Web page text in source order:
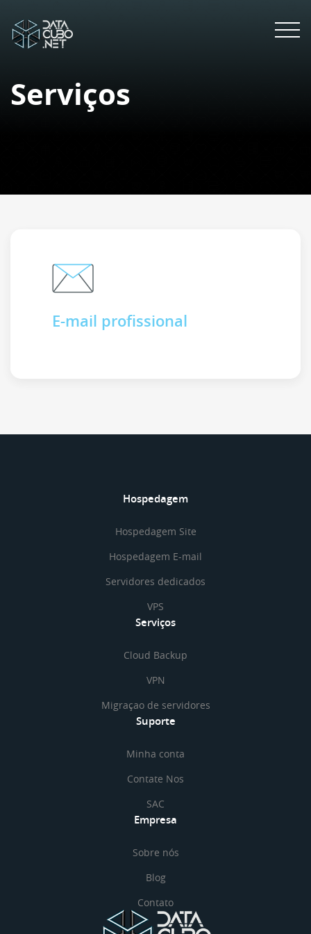
Serviços
E-mail profissional
Hospedagem
Hospedagem Site
Hospedagem E-mail
Servidores dedicados
VPS
Serviços
Cloud Backup
VPN
Migraçao de servidores
Suporte
Minha conta
Contate Nos
SAC
Empresa
Sobre nós
Blog
Contato